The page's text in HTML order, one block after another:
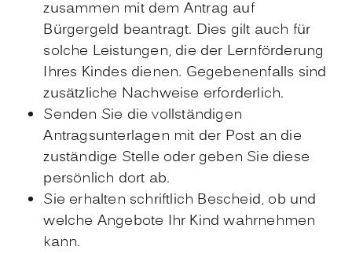
zusammen mit dem Antrag auf
Bürgergeld beantragt. Dies gilt auch für
solche Leistungen, die der Lernförderung
Ihres Kindes dienen. Gegebenenfalls sind
zusätzliche Nachweise erforderlich.
Senden Sie die vollständigen
Antragsunterlagen mit der Post an die
zuständige Stelle oder geben Sie diese
persönlich dort ab.
Sie erhalten schriftlich Bescheid, ob und
welche Angebote Ihr Kind wahrnehmen
kann.